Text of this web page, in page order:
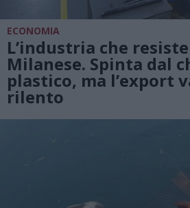
ECONOMIA
L’industria che
Milanese. Spinta dal
plastico, ma l’export
rilento